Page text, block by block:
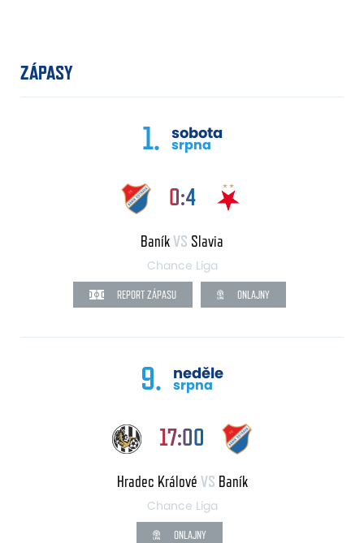
ZÁPASY
1. sobota
srpna
0:4
BaníkVS Slavia
Chance Liga
REPORT ZÁPASU ONLAJNY
9. neděle
srpna
17:00
Hradec Králové VS Baník
Chance Liga
ONLAJNY